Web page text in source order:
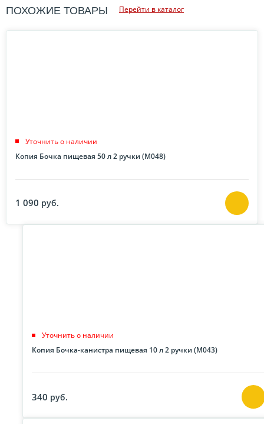
ПОХОЖИЕ ТОВАРЫ Перейти в каталог
Уточнить о наличии
Копия Бочка пищевая 50 л 2 ручки (М048)
1 090 руб.
Уточнить о наличии
Копия Бочка-канистра пищевая 10 л 2 ручки (М043)
340 руб.